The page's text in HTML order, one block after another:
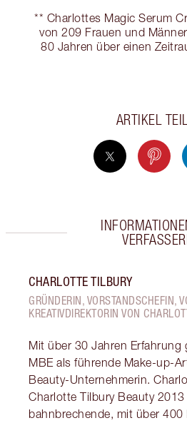
** Charlottes Magic Serum
von 209 Frauen und
80 Jahren über einen
ARTIKEL
CHARLOTTE TILBURY
GRÜNDERIN, VORSTANDSCHEFIN,
KREATIVDIREKTORIN VON
Mit über 30 Jahren Erfahrung
MBE als führende Make-up-
Beauty-Unternehmerin.
Charlotte Tilbury Beauty
bahnbrechende, mit über 400